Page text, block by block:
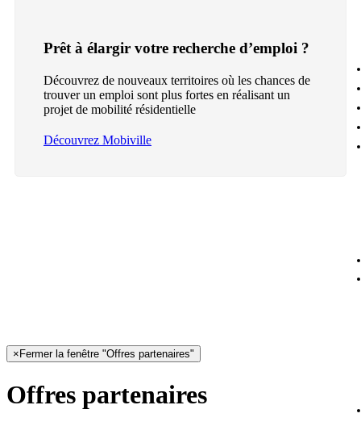
Prêt à élargir votre recherche d’emploi ?
Découvrez de nouveaux territoires où les chances de
trouver un emploi sont plus fortes en réalisant un
projet de mobilité résidentielle
Découvrez Mobiville
× Fermer la fenêtre "Offres partenaires"
Offres partenaires